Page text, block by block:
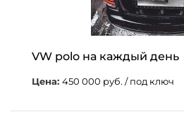
VW polo на каждый день
Цена: 450 000 руб. / под ключ